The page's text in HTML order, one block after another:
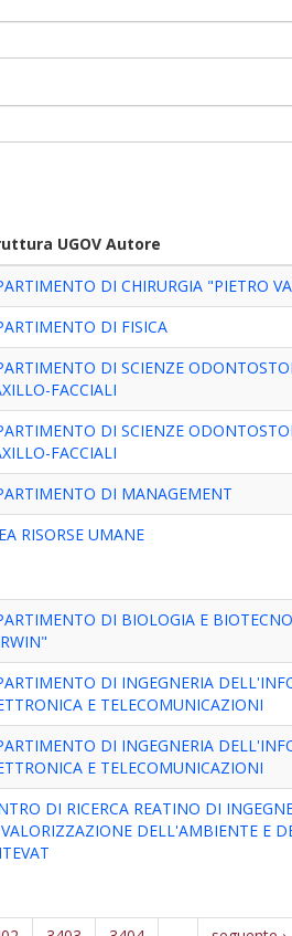
UGOV Autore
DI CHIRURGIA "PIETRO
DI FISICA
DI SCIENZE
FACCIALI
DI SCIENZE
FACCIALI
DI MANAGEMENT
RISORSE UMANE
DI BIOLOGIA E
DI INGEGNERIA
E TELECOMUNICAZIONI
DI INGEGNERIA
E TELECOMUNICAZIONI
DI RICERCA REATINO DI
DELL'AMBIENTE E